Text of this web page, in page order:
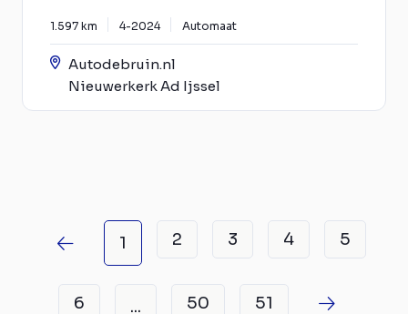
1.597 km 4-2024 Automaat
Autodebruin.nl
Nieuwerkerk Ad Ijssel
1 2 3 4 5
6 ... 50 51